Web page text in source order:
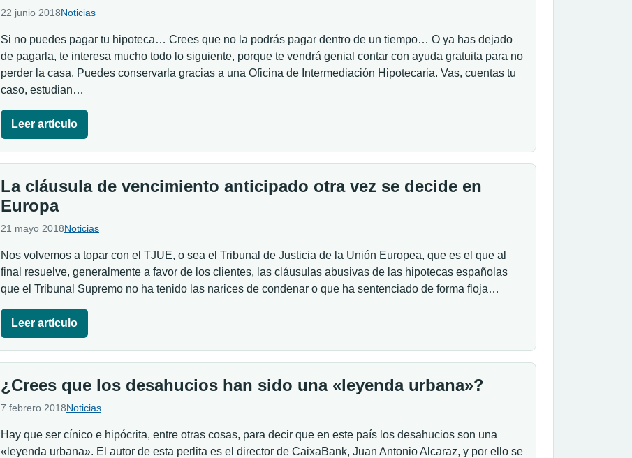
22 junio 2018Noticias
Si no puedes pagar tu hipoteca… Crees que no la podrás pagar dentro de un tiempo… O ya has dejado
de pagarla, te interesa mucho todo lo siguiente, porque te vendrá genial contar con ayuda gratuita para no
perder la casa. Puedes conservarla gracias a una Oficina de Intermediación Hipotecaria. Vas, cuentas tu
caso, estudian…
Leer artículo
La cláusula de vencimiento anticipado otra vez se decide en
Europa
21 mayo 2018Noticias
Nos volvemos a topar con el TJUE, o sea el Tribunal de Justicia de la Unión Europea, que es el que al
final resuelve, generalmente a favor de los clientes, las cláusulas abusivas de las hipotecas españolas
que el Tribunal Supremo no ha tenido las narices de condenar o que ha sentenciado de forma floja…
Leer artículo
¿Crees que los desahucios han sido una «leyenda urbana»?
7 febrero 2018Noticias
Hay que ser cínico e hipócrita, entre otras cosas, para decir que en este país los desahucios son una
«leyenda urbana». El autor de esta perlita es el director de CaixaBank, Juan Antonio Alcaraz, y por ello se